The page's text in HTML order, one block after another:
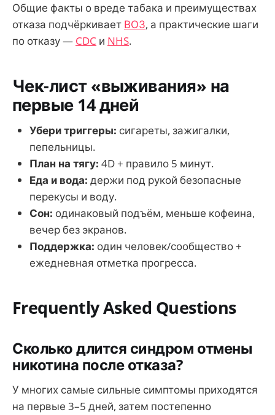
Общие факты о вреде табака и преимуществах
отказа подчёркивает ВОЗ, а практические шаги
по отказу — CDC и NHS.
Чек-лист «выживания» на
первые 14 дней
Убери триггеры: сигареты, зажигалки,
пепельницы.
План на тягу: 4D + правило 5 минут.
Еда и вода: держи под рукой безопасные
перекусы и воду.
Сон: одинаковый подъём, меньше кофеина,
вечер без экранов.
Поддержка: один человек/сообщество +
ежедневная отметка прогресса.
Frequently Asked Questions
Сколько длится синдром отмены
никотина после отказа?
У многих самые сильные симптомы приходятся
на первые 3–5 дней, затем постепенно